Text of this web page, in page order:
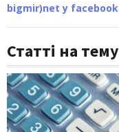
bigmir)net у facebook
Статті на тему